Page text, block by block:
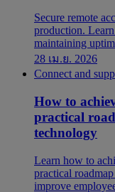
Secure remote
production.
maintaining
28 เม.ย. 2026
Connect and
How to
practical
technology
Learn how to
practical
improve